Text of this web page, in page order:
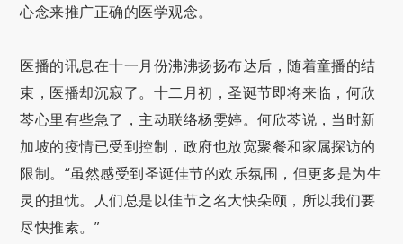
心念来推广正确的医学观念。
医播的讯息在十一月份沸沸扬扬布达后，随着童播的结
束，医播却沉寂了。十二月初，圣诞节即将来临，何欣
芩心里有些急了，主动联络杨雯婷。何欣芩说，当时新
加坡的疫情已受到控制，政府也放宽聚餐和家属探访的
限制。“虽然感受到圣诞佳节的欢乐氛围，但更多是为生
灵的担忧。人们总是以佳节之名大快朵颐，所以我们要
尽快推素。”